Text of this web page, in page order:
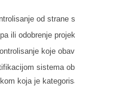
od strane samog
ili odobrenje projekta koje
koje obavlja treća
sistema obezbeđenja
koja je kategorisana kao